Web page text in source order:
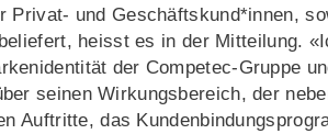
Privat- und Geschäftskund*innen,
heisst es in der Mitteilung.
der Competec-Gruppe
seinen Wirkungsbereich, der
Auftritte, das